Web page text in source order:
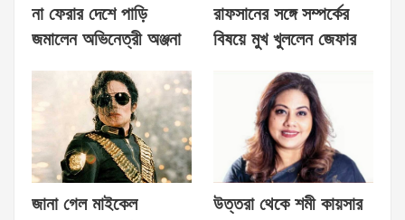
না ফেরার দেশে পাড়ি
জমালেন অভিনেত্রী অঞ্জনা
রাফসানের সঙ্গে সম্পর্কের
বিষয়ে মুখ খুললেন জেফার
জানা গেল মাইকেল
উত্তরা থেকে শমী কায়সার